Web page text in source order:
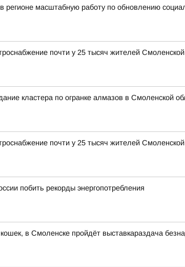
масштабную работу по обновлению
почти у 25 тысяч жителей
кластера по огранке алмазов в Смоленской
почти у 25 тысяч жителей
побить рекорды энергопотребления
в Смоленске пройдёт выставкараздача